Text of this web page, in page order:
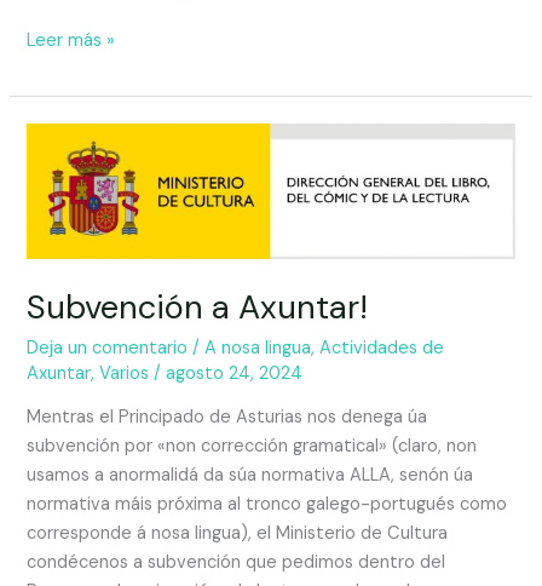
Leer más »
Subvención a Axuntar!
Deja un comentario /A nosa lingua,Actividades de
Axuntar,Varios /agosto 24, 2024
Mentras el Principado de Asturias nos denega úa
subvención por «non corrección gramatical» (claro, non
usamos a anormalidá da súa normativa ALLA, senón úa
normativa máis próxima al tronco galego-portugués como
corresponde á nosa lingua), el Ministerio de Cultura
condécenos a subvención que pedimos dentro del